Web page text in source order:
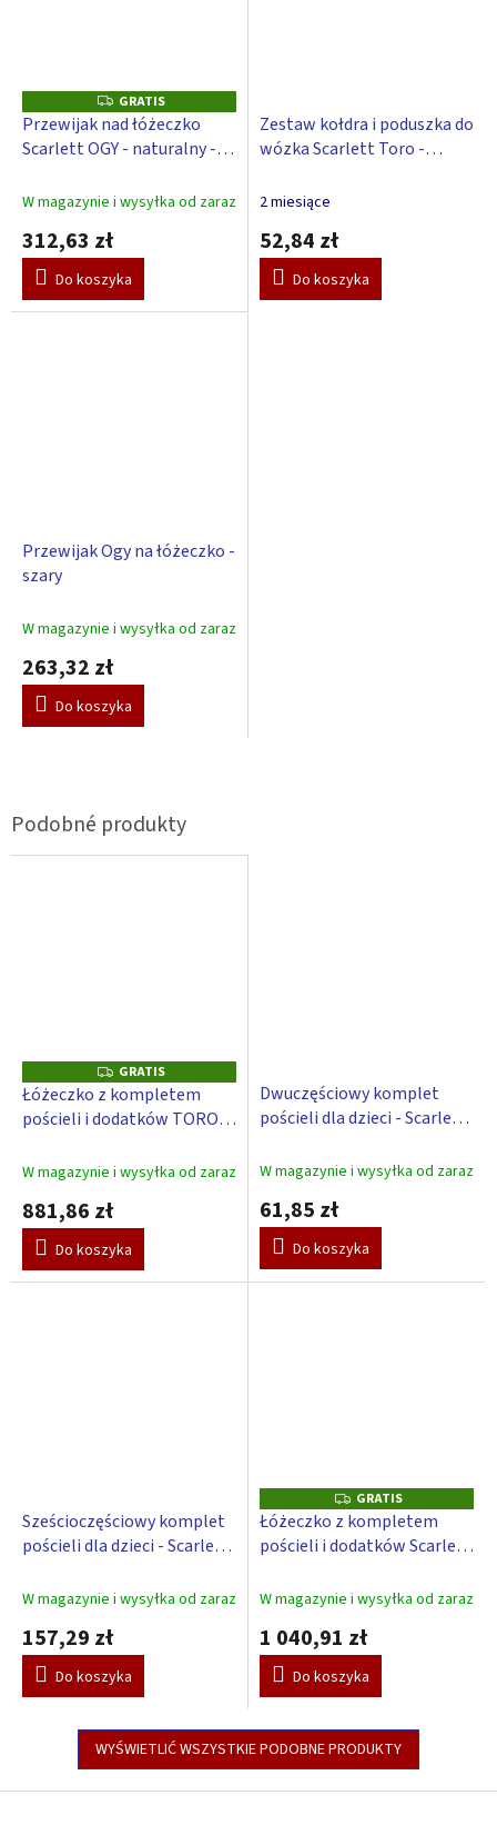
G
R
A
T
GRATIS
Przewijak nad łóżeczko
Scarlett OGY - naturalny - z
Galaktyka - różowy
W magazynie i wysyłka od zaraz
312,63 zł
Do koszyka
Zestaw kołdra i poduszka do
wózka Scarlett Toro -
2 miesiące
52,84 zł
Do koszyka
Przewijak Ogy na łóżeczko -
szary
W magazynie i wysyłka od zaraz
263,32 zł
Do koszyka
G
R
A
T
GRATIS
Łóżeczko z kompletem
pościeli i dodatków TORO –
W magazynie i wysyłka od zaraz
881,86 zł
Do koszyka
Dwuczęściowy komplet
pościeli dla dzieci - Scarlett
W magazynie i wysyłka od zaraz
61,85 zł
Do koszyka
Sześcioczęściowy komplet
pościeli dla dzieci - Scarlett
W magazynie i wysyłka od zaraz
157,29 zł
Do koszyka
G
R
A
T
GRATIS
Łóżeczko z kompletem
pościeli i dodatków Scarlett
W magazynie i wysyłka od zaraz
1 040,91 zł
Do koszyka
WYŚWIETLIĆ WSZYSTKIE PODOBNE PRODUKTY
S